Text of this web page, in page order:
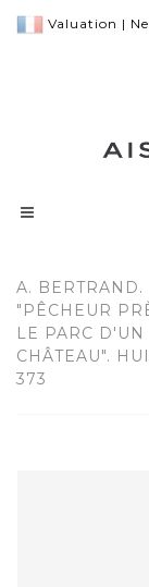
Valuation |
A. BERTRAND.
"PÊCHEUR
LE PARC D'UN
CHÂTEAU".
373